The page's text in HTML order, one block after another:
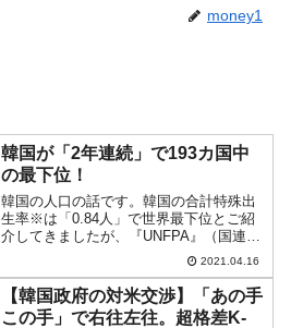
money1
韓国が「2年連続」で193カ国中
の最下位！
韓国の人口の話です。韓国の合計特殊出
生率※は「0.84人」で世界最下位とご紹
介してきましたが、『UNFPA』（国連人
口基金）から「State of World Population
2021」が公表され、韓国の合計特殊出生
率が2年連続で最下...
2021.04.16
【韓国政府の対米交渉】「あの手
この手」で右往左往。超格差K-